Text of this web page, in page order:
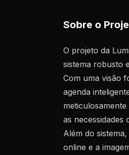
Sobre o
O projeto da
sistema robusto
Com uma visão
agenda
as necessidades
Além do
online e a